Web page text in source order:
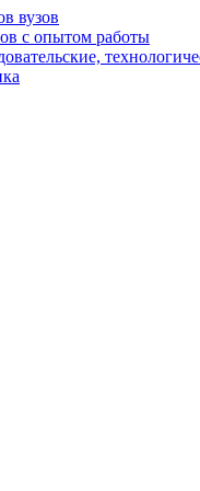
вузов
с опытом работы